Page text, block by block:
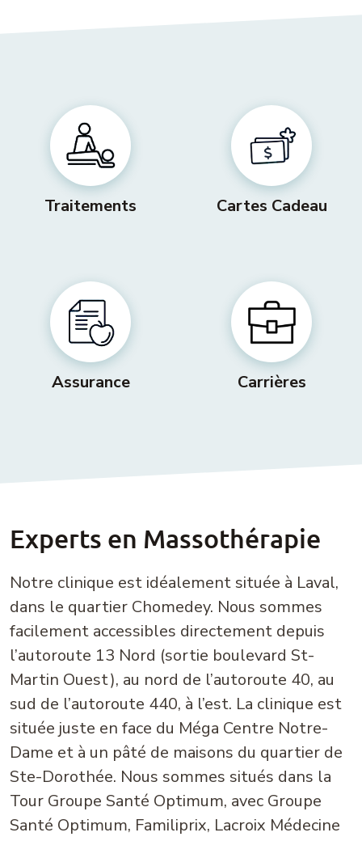
Traitements Cartes Cadeau
Assurance Carrières
Experts en Massothérapie
Notre clinique est idéalement située à Laval,
dans le quartier Chomedey. Nous sommes
facilement accessibles directement depuis
l’autoroute 13 Nord (sortie boulevard St-
Martin Ouest), au nord de l’autoroute 40, au
sud de l’autoroute 440, à l’est. La clinique est
située juste en face du Méga Centre Notre-
Dame et à un pâté de maisons du quartier de
Ste-Dorothée. Nous sommes situés dans la
Tour Groupe Santé Optimum, avec Groupe
Santé Optimum, Familiprix, Lacroix Médecine